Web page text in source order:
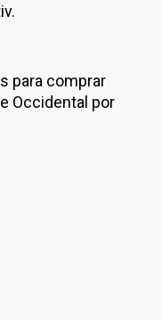
para comprar
Occidental por